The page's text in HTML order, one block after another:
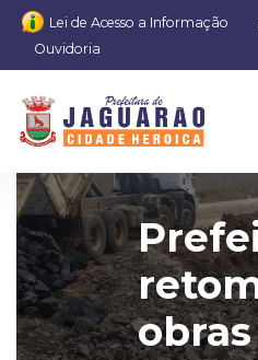
Lei de Acesso a Informação
Ouvidoria